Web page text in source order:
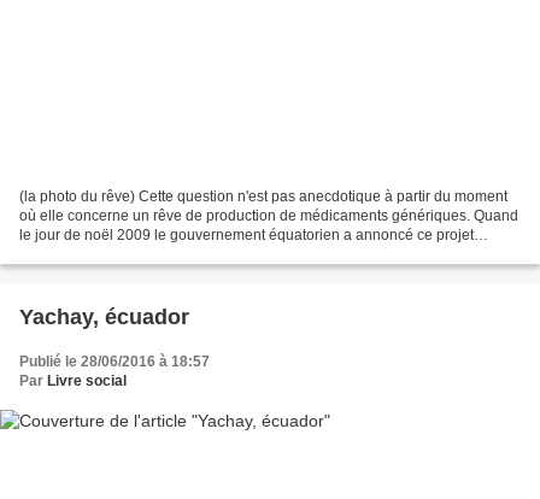
(la photo du rêve) Cette question n'est pas anecdotique à partir du moment
où elle concerne un rêve de production de médicaments génériques. Quand
le jour de noël 2009 le gouvernement équatorien a annoncé ce projet
Yachay, écuador
Publié le 28/06/2016 à 18:57
Par Livre social